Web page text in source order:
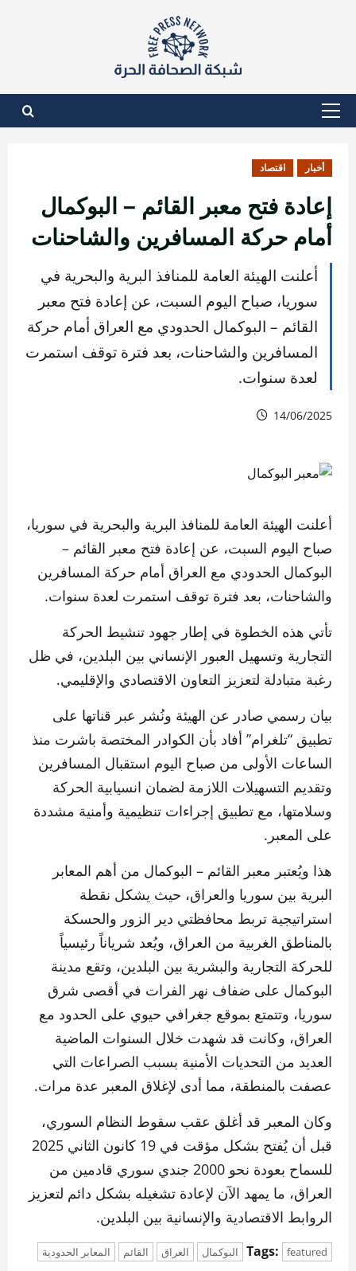
القائمة
أخبار اقتصاد
إعادة فتح معبر القائم – البوكمال
أمام حركة المسافرين والشاحنات
أعلنت الهيئة العامة للمنافذ البرية والبحرية في
سوريا، صباح اليوم السبت، عن إعادة فتح معبر
القائم – البوكمال الحدودي مع العراق أمام حركة
المسافرين والشاحنات، بعد فترة توقف استمرت
لعدة سنوات.
14/06/2025
أعلنت الهيئة العامة للمنافذ البرية والبحرية في سوريا،
صباح اليوم السبت، عن إعادة فتح معبر القائم –
البوكمال الحدودي مع العراق أمام حركة المسافرين
والشاحنات، بعد فترة توقف استمرت لعدة سنوات.
تأتي هذه الخطوة في إطار جهود تنشيط الحركة
التجارية وتسهيل العبور الإنساني بين البلدين، في ظل
رغبة متبادلة لتعزيز التعاون الاقتصادي والإقليمي.
بيان رسمي صادر عن الهيئة ونُشر عبر قناتها على
تطبيق “تلغرام” أفاد بأن الكوادر المختصة باشرت منذ
الساعات الأولى من صباح اليوم استقبال المسافرين
وتقديم التسهيلات اللازمة لضمان انسيابية الحركة
وسلامتها، مع تطبيق إجراءات تنظيمية وأمنية مشددة
على المعبر.
هذا ويُعتبر معبر القائم – البوكمال من أهم المعابر
البرية بين سوريا والعراق، حيث يشكل نقطة
استراتيجية تربط محافظتي دير الزور والحسكة
بالمناطق الغربية من العراق، ويُعد شرياناً رئيسياً
للحركة التجارية والبشرية بين البلدين، وتقع مدينة
البوكمال على ضفاف نهر الفرات في أقصى شرق
سوريا، وتتمتع بموقع جغرافي حيوي على الحدود مع
العراق، وكانت قد شهدت خلال السنوات الماضية
العديد من التحديات الأمنية بسبب الصراعات التي
عصفت بالمنطقة، مما أدى لإغلاق المعبر عدة مرات.
وكان المعبر قد أغلق عقب سقوط النظام السوري،
قبل أن يُفتح بشكل مؤقت في 19 كانون الثاني 2025
للسماح بعودة نحو 2000 جندي سوري قادمين من
العراق، ما يمهد الآن لإعادة تشغيله بشكل دائم لتعزيز
الروابط الاقتصادية والإنسانية بين البلدين.
Tags: featured البوكمال العراق القائم المعابر الحدودية